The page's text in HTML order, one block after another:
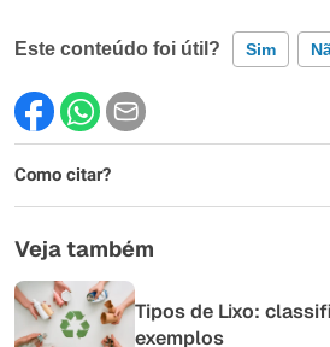
Este conteúdo foi útil? Sim
Este conteúdo contém informação
Este conteúdo não tem a
Como citar?
Veja também
Tipos de Lixo:
exemplos